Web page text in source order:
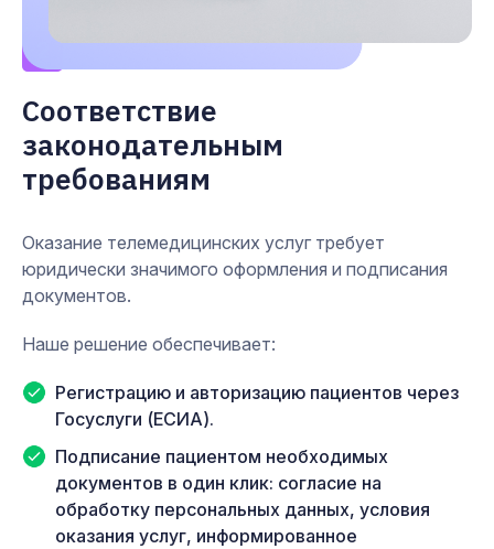
Соответствие
законодательным
требованиям
Оказание телемедицинских услуг требует
юридически значимого оформления и подписания
документов.
Наше решение обеспечивает:
Регистрацию и авторизацию пациентов через
Госуслуги (ЕСИА).
Подписание пациентом необходимых
документов в один клик: согласие на
обработку персональных данных, условия
оказания услуг, информированное